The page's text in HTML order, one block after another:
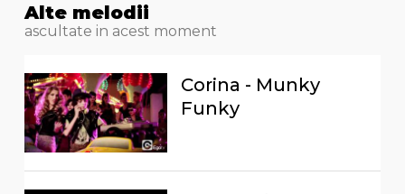
Alte melodii
ascultate in acest moment
Corina - Munky
Funky